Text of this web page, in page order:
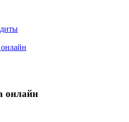
онлайн
онлайн